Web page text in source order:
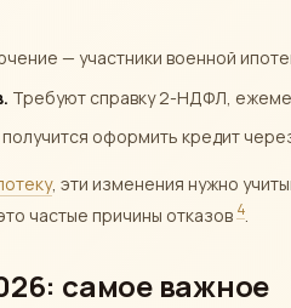
— участники военной
Требуют справку 2-НДФЛ,
оформить кредит
, эти изменения нужно
частые причины отказов 4
самое важное